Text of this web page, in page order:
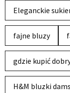
Eleganckie
fajne bluzy
gdzie kupić
H&M bluzki